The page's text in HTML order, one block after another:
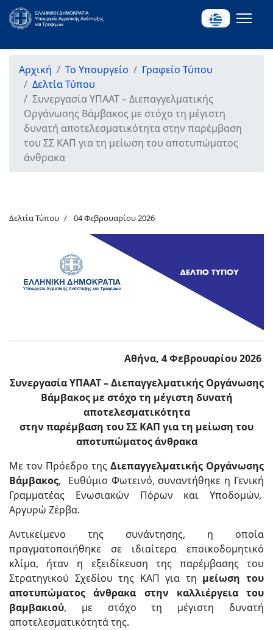
Αρχική Το Υπουργείο
Γραφείο Τύπου
Δελτία Τύπου
Συνεργασία ΥΠΑΑΤ – Διεπαγγελματικής
Οργάνωσης Βάμβακος με στόχο τη μέγιστη
δυνατή αποτελεσματικότητα στην παρέμβαση
του ΣΣ ΚΑΠ για τη μείωση του αποτυπώματος
άνθρακα
Δελτία Τύπου 04 Φεβρουαρίου 2026
Αθήνα, 4 Φεβρουαρίου 2026
Συνεργασία ΥΠΑΑΤ – Διεπαγγελματικής Οργάνωσης
Βάμβακος με στόχο τη μέγιστη δυνατή
αποτελεσματικότητα
στην παρέμβαση του ΣΣ ΚΑΠ για τη μείωση του
αποτυπώματος άνθρακα
Με τον Πρόεδρο της Διεπαγγελματικής Οργάνωσης
Βάμβακος, Ευθύμιο Φωτεινό, συναντήθηκε η Γενική
Γραμματέας Ενωσιακών Πόρων και Υποδομών,
Αργυρώ Ζέρβα.
Αντικείμενο της συνάντησης, η οποία
πραγματοποιήθηκε σε ιδιαίτερα εποικοδομητικό
κλίμα, ήταν η εξειδίκευση της παρέμβασης του
Στρατηγικού Σχεδίου της ΚΑΠ για τη μείωση του
αποτυπώματος άνθρακα στην καλλιέργεια του
βαμβακιού, με στόχο τη μέγιστη δυνατή
αποτελεσματικότητά της.